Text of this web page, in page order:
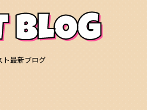
BLOG
ト最新ブログ